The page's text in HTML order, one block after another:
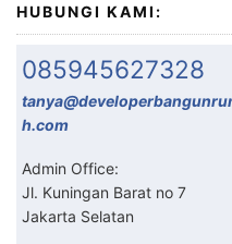
HUBUNGI KAMI:
085945627328
h.com
Admin Office:
Jl. Kuningan Barat no 7
Jakarta Selatan